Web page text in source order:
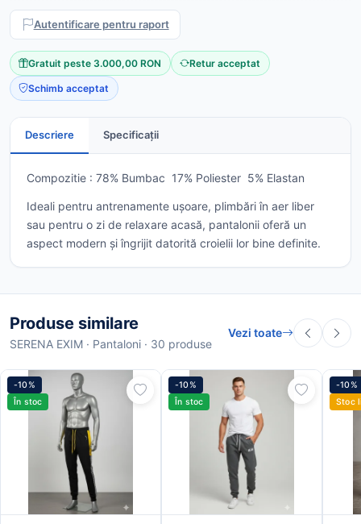
Autentificare pentru raport
Gratuit peste 3.000,00 RON Retur acceptat
Schimb acceptat
Descriere Specificații
Compozitie : 78% Bumbac 17% Poliester 5% Elastan
Ideali pentru antrenamente ușoare, plimbări în aer liber
sau pentru o zi de relaxare acasă, pantalonii oferă un
aspect modern și îngrijit datorită croielii lor bine definite.
Produse similare
SERENA EXIM · Pantaloni · 30 produse
Vezi toate
-10%
În stoc
-10%
În stoc
-10%
Stoc